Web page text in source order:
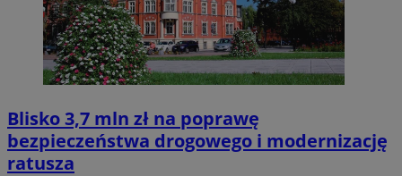
Blisko 3,7 mln zł na poprawę
bezpieczeństwa drogowego i modernizację
ratusza